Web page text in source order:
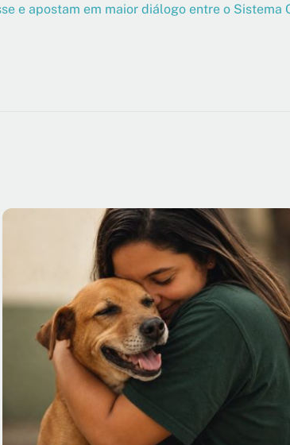
e apostam em maior diálogo entre o Sistema